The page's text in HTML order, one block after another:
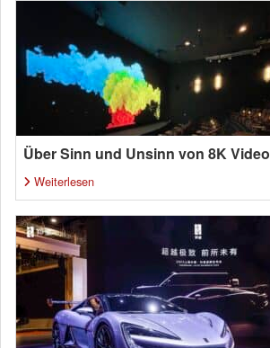
Über Sinn und Unsinn von 8K Video
Weiterlesen